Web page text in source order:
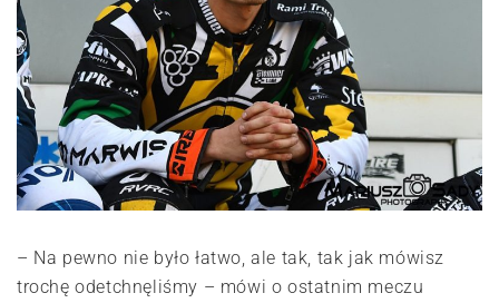
– Na pewno nie było łatwo, ale tak, tak jak mówisz
trochę odetchnęliśmy – mówi o ostatnim meczu